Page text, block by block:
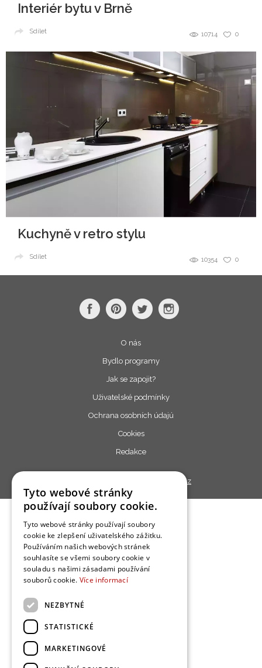
Interiér bytu v Brně
0
10714
Sdílet
Kuchyně v retro stylu
0
10354
Sdílet
O nás
Bydlo programy
Jak se zapojit?
Uživatelské podmínky
Ochrana osobních údajú
Cookies
Redakce
Bydlo.cz
Tyto webové stránky
používají soubory cookie.
Tyto webové stránky používají soubory
cookie ke zlepšení uživatelského zážitku.
Používáním našich webových stránek
souhlasíte se všemi soubory cookie v
souladu s našimi zásadami používání
souborů cookie. Více informací
NEZBYTNÉ
STATISTICKÉ
MARKETINGOVÉ